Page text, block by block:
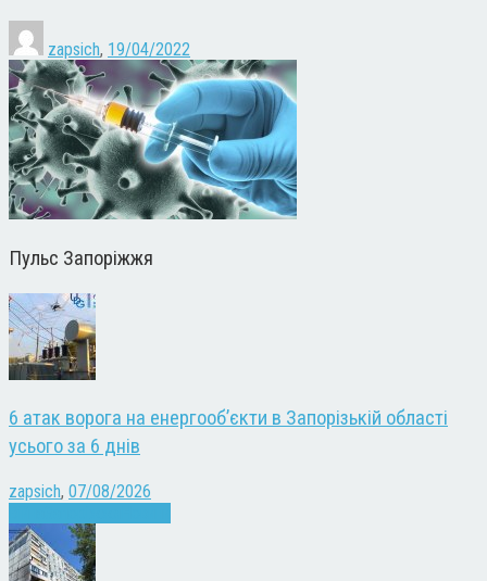
zapsich, 19/04/2022
Пульс Запоріжжя
6 атак ворога на енергооб’єкти в Запорізькій області
усього за 6 днів
zapsich, 07/08/2026